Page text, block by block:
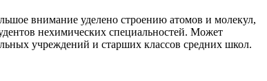
внимание уделено строению атомов и молекул,
нехимических специальностей. Может
учреждений и старших классов средних школ.